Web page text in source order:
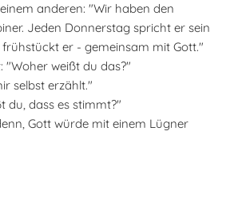
anderen: "Wir haben den
Jeden Donnerstag spricht er sein
er - gemeinsam mit Gott."
"Woher weißt du das?"
selbst erzählt."
du, dass es stimmt?"
Gott würde mit einem Lügner